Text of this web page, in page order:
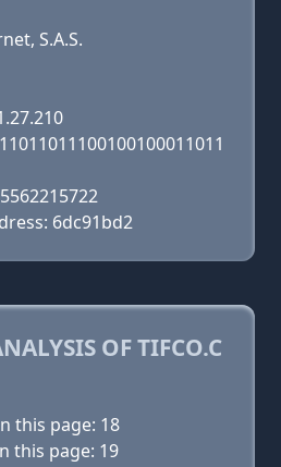
S.A.S.
6dc91bd2
OF TIFCO.C
this page: 18
this page: 19